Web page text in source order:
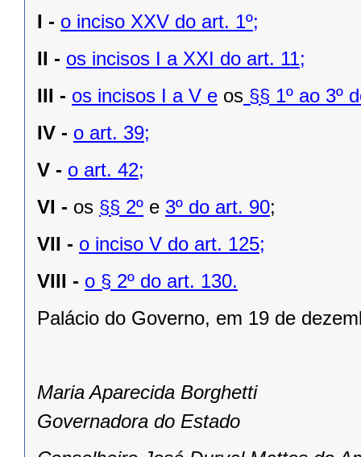
I - o inciso XXV do art. 1º;
II - os incisos I a XXI do art. 11;
III - os incisos I a V e os §§ 1º ao 3º
IV - o art. 39;
V - o art. 42;
VI - os §§ 2º e 3º do art. 90;
VII - o inciso V do art. 125;
VIII - o § 2º do art. 130.
Palácio do Governo, em 19 de
Maria Aparecida Borghetti
Governadora do Estado